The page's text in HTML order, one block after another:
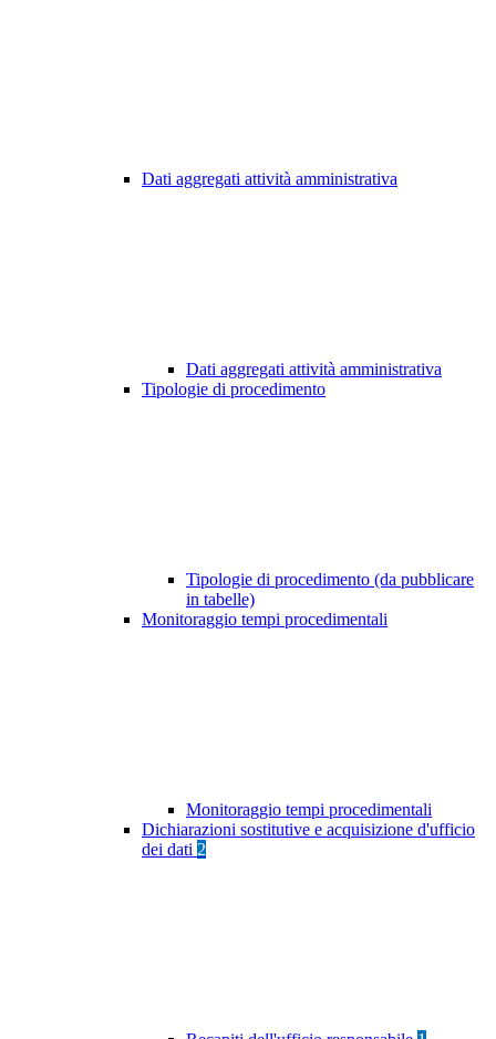
Dati aggregati attività amministrativa
Dati aggregati attività amministrativa
Tipologie di procedimento
Tipologie di procedimento (da pubblicare
in tabelle)
Monitoraggio tempi procedimentali
Monitoraggio tempi procedimentali
Dichiarazioni sostitutive e acquisizione d'ufficio
dei dati 2